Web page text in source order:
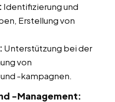
Identifizierung und
Erstellung von
Unterstützung bei der
von
-kampagnen.
-Management: